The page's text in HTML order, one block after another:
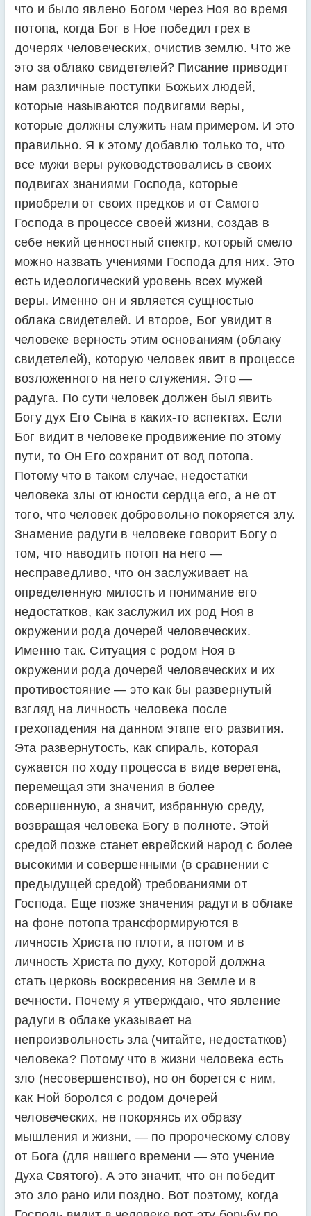
что и было явлено Богом через Ноя во время
потопа, когда Бог в Ное победил грех в
дочерях человеческих, очистив землю. Что же
это за облако свидетелей? Писание приводит
нам различные поступки Божьих людей,
которые называются подвигами веры,
которые должны служить нам примером. И это
правильно. Я к этому добавлю только то, что
все мужи веры руководствовались в своих
подвигах знаниями Господа, которые
приобрели от своих предков и от Самого
Господа в процессе своей жизни, создав в
себе некий ценностный спектр, который смело
можно назвать учениями Господа для них. Это
есть идеологический уровень всех мужей
веры. Именно он и является сущностью
облака свидетелей. И второе, Бог увидит в
человеке верность этим основаниям (облаку
свидетелей), которую человек явит в процессе
возложенного на него служения. Это —
радуга. По сути человек должен был явить
Богу дух Его Сына в каких-то аспектах. Если
Бог видит в человеке продвижение по этому
пути, то Он Его сохранит от вод потопа.
Потому что в таком случае, недостатки
человека злы от юности сердца его, а не от
того, что человек добровольно покоряется злу.
Знамение радуги в человеке говорит Богу о
том, что наводить потоп на него —
несправедливо, что он заслуживает на
определенную милость и понимание его
недостатков, как заслужил их род Ноя в
окружении рода дочерей человеческих.
Именно так. Ситуация с родом Ноя в
окружении рода дочерей человеческих и их
противостояние — это как бы развернутый
взгляд на личность человека после
грехопадения на данном этапе его развития.
Эта развернутость, как спираль, которая
сужается по ходу процесса в виде веретена,
перемещая эти значения в более
совершенную, а значит, избранную среду,
возвращая человека Богу в полноте. Этой
средой позже станет еврейский народ с более
высокими и совершенными (в сравнении с
предыдущей средой) требованиями от
Господа. Еще позже значения радуги в облаке
на фоне потопа трансформируются в
личность Христа по плоти, а потом и в
личность Христа по духу, Которой должна
стать церковь воскресения на Земле и в
вечности. Почему я утверждаю, что явление
радуги в облаке указывает на
непроизвольность зла (читайте, недостатков)
человека? Потому что в жизни человека есть
зло (несовершенство), но он борется с ним,
как Ной боролся с родом дочерей
человеческих, не покоряясь их образу
мышления и жизни, — по пророческому слову
от Бога (для нашего времени — это учение
Духа Святого). А это значит, что он победит
это зло рано или поздно. Вот поэтому, когда